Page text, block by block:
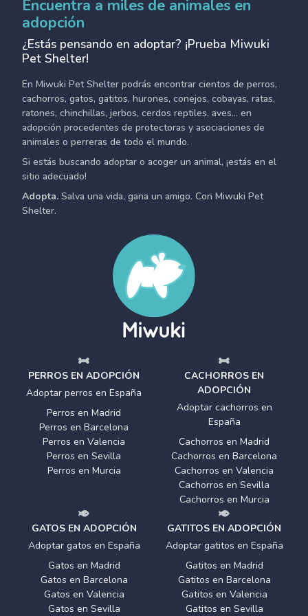
Encuentra a miles de animales en
adopción
¿Estás pensando en adoptar? ¡Prueba Miwuki
Pet Shelter!
En Miwuki Pet Shelter podrás encontrar cientos de perros,
cachorros, gatos, gatitos, hurones, conejos, cobayas, ratas,
ratones, chinchillas, jerbos, cerdos reptiles, aves... en
adopción procedentes de protectoras y asociaciones de
animales o perreras de todo el mundo.
Si estás buscando adoptar o acoger un animal, ¡estás en el
sitio adecuado!
Adopta. Salva una vida, gana un amigo. Con Miwuki Pet
Shelter.
PERROS EN ADOPCIÓN
Adoptar perros en España
Perros en Madrid
Perros en Barcelona
Perros en Valencia
Perros en Sevilla
Perros en Murcia
CACHORROS EN
ADOPCIÓN
Adoptar cachorros en
España
Cachorros en Madrid
Cachorros en Barcelona
Cachorros en Valencia
Cachorros en Sevilla
Cachorros en Murcia
GATOS EN ADOPCIÓN
Adoptar gatos en España
Gatos en Madrid
Gatos en Barcelona
Gatos en Valencia
Gatos en Sevilla
GATITOS EN ADOPCIÓN
Adoptar gatitos en España
Gatitos en Madrid
Gatitos en Barcelona
Gatitos en Valencia
Gatitos en Sevilla